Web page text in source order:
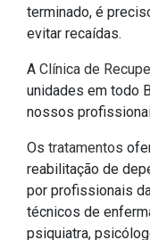
terminado, é
evitar recaídas.
A Clínica de
unidades em todo
nossos
Os tratamentos
reabilitação de
por profissionais
técnicos de
psiquiatra,